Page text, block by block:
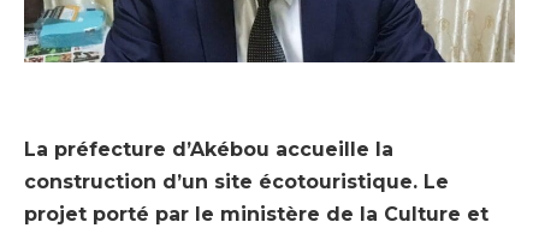
La préfecture d’Akébou accueille la
construction d’un site écotouristique. Le
projet porté par le ministère de la Culture et